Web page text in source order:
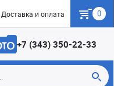
Доставка и оплата Гарантия
0
+7 (343) 350-22-33